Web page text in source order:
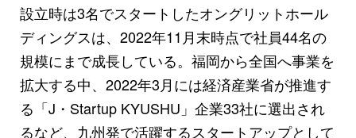
設立時は3名でスタートしたオングリットホール
ディングスは、2022年11月末時点で社員44名の
規模にまで成長している。福岡から全国へ事業を
拡大する中、2022年3月には経済産業省が推進す
る「J・Startup KYUSHU」企業33社に選出され
るなど、九州発で活躍するスタートアップとして